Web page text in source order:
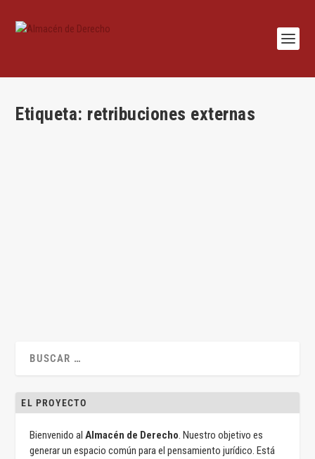
Etiqueta: retribuciones externas
EL PROYECTO
Bienvenido alAlmacén de Derecho. Nuestro objetivo es
generar un espacio común para el pensamiento jurídico. Está